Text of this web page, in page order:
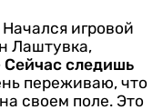
игровой
Лаштувка,
Сейчас следишь
переживаю, что
своем поле. Это